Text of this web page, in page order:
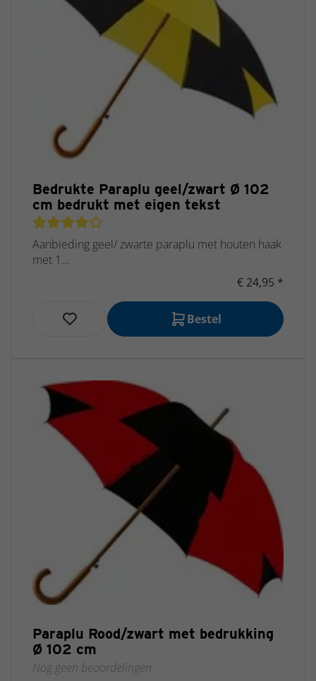
Bedrukte Paraplu geel/zwart Ø 102
cm bedrukt met eigen tekst
Aanbieding geel/ zwarte paraplu met houten haak
met 1...
€ 24,95 *
Bestel
Paraplu Rood/zwart met bedrukking
Ø 102 cm
Nog geen beoordelingen